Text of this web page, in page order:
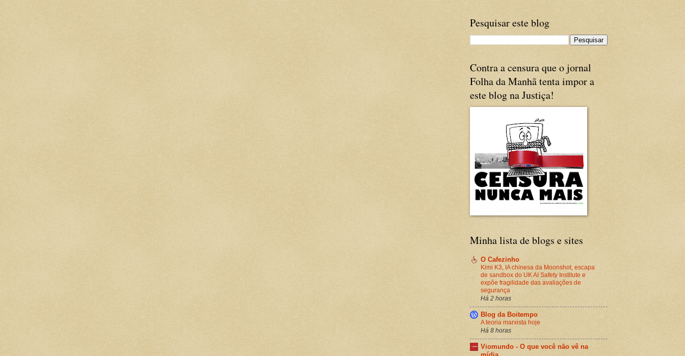
Pesquisar este blog
Contra a censura que o jornal
Folha da Manhã tenta impor a
este blog na Justiça!
Minha lista de blogs e sites
O Cafezinho
Kimi K3, IA chinesa da Moonshot, escapa
de sandbox do UK AI Safety Institute e
expõe fragilidade das avaliações de
segurança
Há 2 horas
Blog da Boitempo
A teoria marxista hoje
Há 8 horas
Viomundo - O que você não vê na
mídia